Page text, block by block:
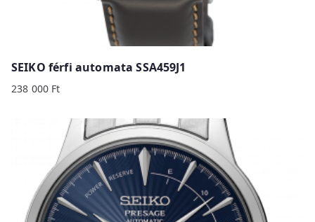
SEIKO férfi automata SSA459J1
238 000 Ft